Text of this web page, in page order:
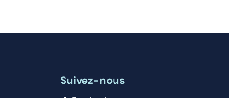
Suivez-nous